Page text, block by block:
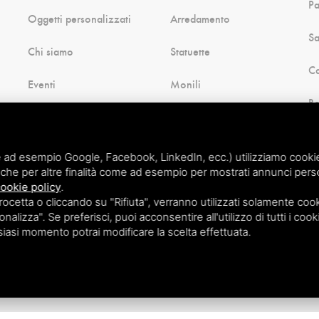
Oggetti personalizzati
Chi siamo
Eventi
Pagamenti
Arredamento
Statuette
Monili
Souvenir di Comacchio
Altro ancora
esempio Google, Facebook, LinkedIn, ecc.) utilizziamo
per altre finalità come ad esempio per mostrati annunci
policy.
o cliccando su "Rifiuta", verranno utilizzati solamente
Se preferisci, puoi acconsentire all'utilizzo di tutti i
momento potrai modificare la scelta effettuata.